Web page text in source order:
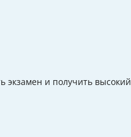
экзамен и получить высокий